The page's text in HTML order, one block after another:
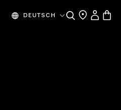
DEUTSCH SucheHändlersuche
Mein